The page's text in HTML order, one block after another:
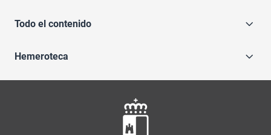
Todo el contenido
Hemeroteca